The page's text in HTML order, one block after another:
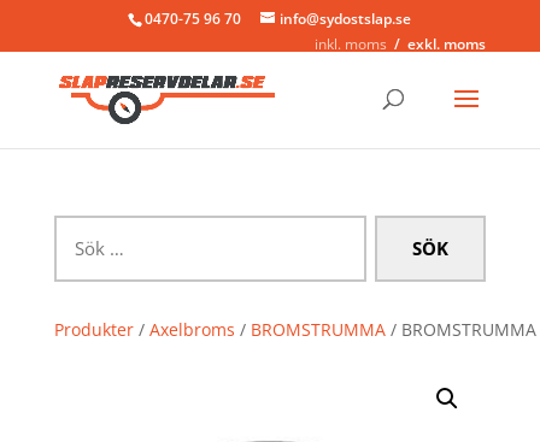
0470-75 96 70
info@sydostslap.se
inkl. moms
exkl. moms
efter:
Produkter/ Axelbroms / BROMSTRUMMA/ BROMSTRUMMA